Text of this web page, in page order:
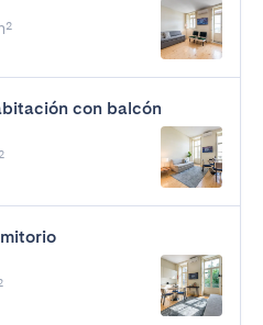
con balcón